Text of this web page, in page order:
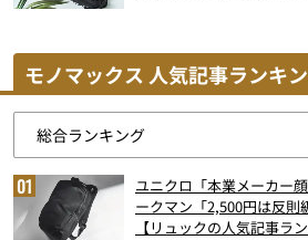
モノマックス 人気記事ランキ
ユニクロ「本業メーカー
ークマン「2,500円は反
【リュックの人気記事ラ